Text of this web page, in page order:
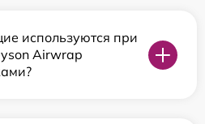
используются при
Airwrap